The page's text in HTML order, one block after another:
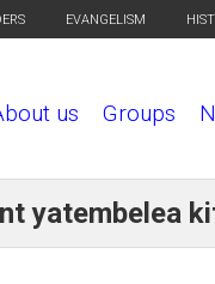
EVANGELISM
us Groups
yatembelea